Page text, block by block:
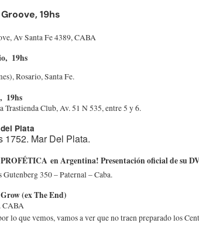
19hs
Av Santa Fe 4389, CABA
19hs
Rosario, Santa Fe.
19hs
Trastienda Club, Av. 51 N 535, entre 5 y 6.
Plata
1752. Mar Del Plata.
en Argentina! Presentación oficial de su
350 – Paternal – Caba.
(ex The End)
CABA
lo que vemos, vamos a ver que no traen preparado los